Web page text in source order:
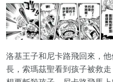
洛基王子和尼卡路飛回來，
長，索瑪茲聖看到孩子被救